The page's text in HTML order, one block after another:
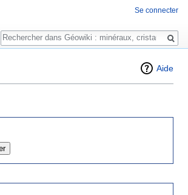
Aide
Se connecter
Rechercher